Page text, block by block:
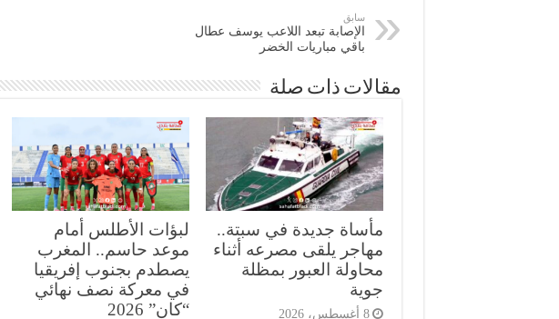
سابق
الإصابة تبعد اللاعب يوسف عطال
باقي مباريات الخضر
مقالات ذات صلة
مأساة جديدة في سبتة..
مهاجر يلقى مصرعه أثناء
محاولة العبور بمظلة
جوية
8 أغسطس، 2026
لبؤات الأطلس أمام
موعد حاسم.. المغرب
يصطدم بجنوب إفريقيا
في معركة نصف نهائي
“كان” 2026